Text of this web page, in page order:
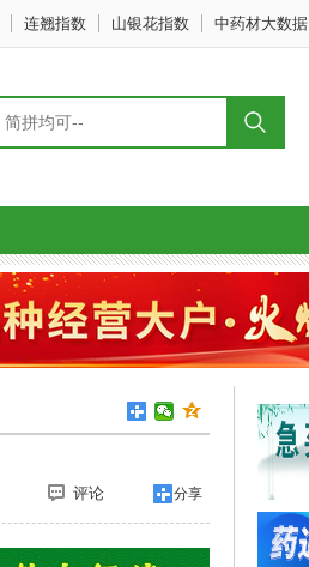
连翘指数 山银花指数 中药材大数据
评论 分享